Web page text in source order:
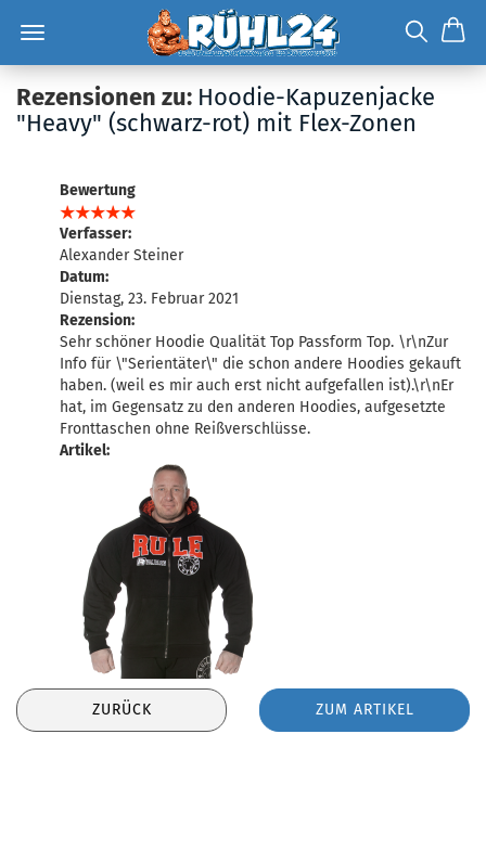
Rezensionen zu: Hoodie-Kapuzenjacke
"Heavy" (schwarz-rot) mit Flex-Zonen
Bewertung
Verfasser:
Alexander Steiner
Datum:
Dienstag, 23. Februar 2021
Rezension:
Sehr schöner Hoodie Qualität Top Passform Top. \r\nZur
Info für \"Serientäter\" die schon andere Hoodies gekauft
haben. (weil es mir auch erst nicht aufgefallen ist).\r\nEr
hat, im Gegensatz zu den anderen Hoodies, aufgesetzte
Fronttaschen ohne Reißverschlüsse.
Artikel:
ZURÜCK ZUM ARTIKEL